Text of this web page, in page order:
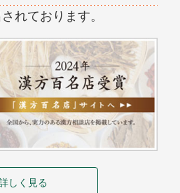
れております。
しく見る